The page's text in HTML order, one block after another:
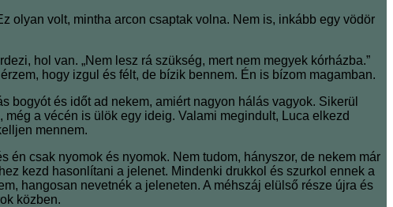
olyan volt, mintha arcon csaptak volna. Nem is, inkább egy vödör
hol van. „Nem lesz rá szükség, mert nem megyek kórházba.”
hogy izgul és félt, de bízik bennem. Én is bízom magamban.
bogyót és időt ad nekem, amiért nagyon hálás vagyok. Sikerül
a vécén is ülök egy ideig. Valami megindult, Luca elkezd
mennem.
én csak nyomok és nyomok. Nem tudom, hányszor, de nekem már
kezd hasonlítani a jelenet. Mindenki drukkol és szurkol ennek a
hangosan nevetnék a jeleneten. A méhszáj elülső része újra és
közben.